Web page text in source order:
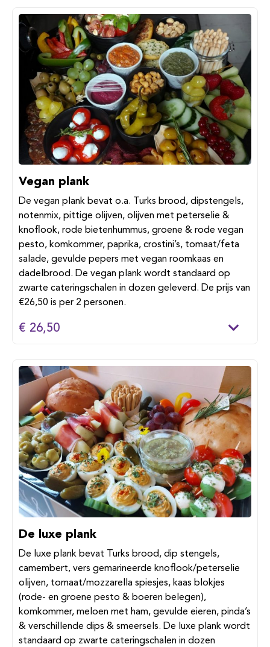
Vegan plank
De vegan plank bevat o.a. Turks brood, dipstengels,
notenmix, pittige olijven, olijven met peterselie &
knoflook, rode bietenhummus, groene & rode vegan
pesto, komkommer, paprika, crostini’s, tomaat/feta
salade, gevulde pepers met vegan roomkaas en
dadelbrood. De vegan plank wordt standaard op
zwarte cateringschalen in dozen geleverd. De prijs van
€26,50 is per 2 personen.
€ 26,50
De luxe plank
De luxe plank bevat Turks brood, dip stengels,
camembert, vers gemarineerde knoflook/peterselie
olijven, tomaat/mozzarella spiesjes, kaas blokjes
(rode- en groene pesto & boeren belegen),
komkommer, meloen met ham, gevulde eieren, pinda’s
& verschillende dips & smeersels. De luxe plank wordt
standaard op zwarte cateringschalen in dozen